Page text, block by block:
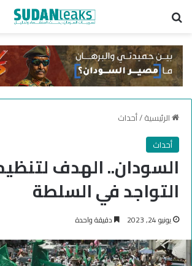
الرئيسية/أحداث
أحداث
السودان.. الهدف
التواجد في السلطة
يونيو 24, 2023 دقيقة واحدة